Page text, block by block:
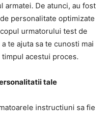
armatei. De atunci, au fost
personalitate optimizate
urmatorului test de
te ajuta sa te cunosti mai
acestui proces.
tale
instructiuni sa fie